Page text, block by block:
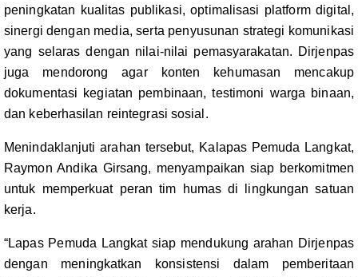
peningkatan kualitas publikasi, optimalisasi platform digital,
sinergi dengan media, serta penyusunan strategi komunikasi
yang selaras dengan nilai-nilai pemasyarakatan. Dirjenpas
juga mendorong agar konten kehumasan mencakup
dokumentasi kegiatan pembinaan, testimoni warga binaan,
dan keberhasilan reintegrasi sosial.
Menindaklanjuti arahan tersebut, Kalapas Pemuda Langkat,
Raymon Andika Girsang, menyampaikan siap berkomitmen
untuk memperkuat peran tim humas di lingkungan satuan
kerja.
“Lapas Pemuda Langkat siap mendukung arahan Dirjenpas
dengan meningkatkan konsistensi dalam pemberitaan